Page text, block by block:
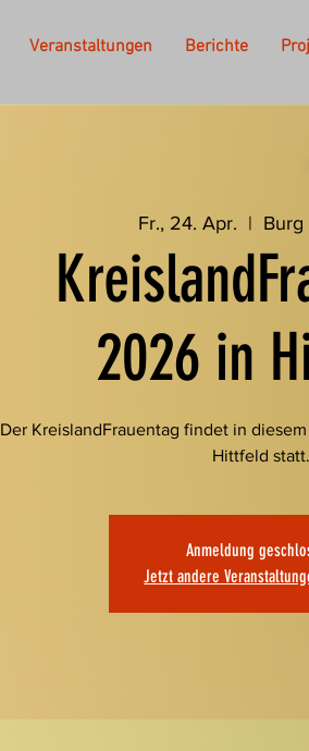
Veranstaltungen Berichte
Fr., 24. Apr.
  |
Burg
2026 in
Der KreislandFrauentag findet in
Hittfeld statt.
Anmeldung
Jetzt andere